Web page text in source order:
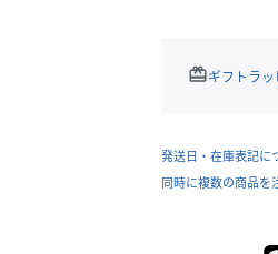
redeemギフトラ
発送日・在庫表記に
同時に複数の商品を